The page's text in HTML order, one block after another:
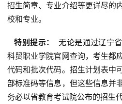
招生简章、专业介绍等更详尽的
校和专业。
  特别提示：
无论是通过辽宁
科贸职业学院官网查询，考生都
代码和批次代码。招生计划表中
部标准码等信息，但这些信息并
务必以省教育考试院公布的招生代